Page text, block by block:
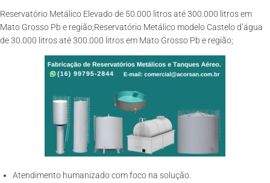
Reservatório Metálico Elevado de 50.000 litros até 300.000 litros em
Mato Grosso Pb e região;Reservatório Metálico modelo Castelo d’água
de 30.000 litros até 300.000 litros em Mato Grosso Pb e região;
Atendimento humanizado com foco na solução.